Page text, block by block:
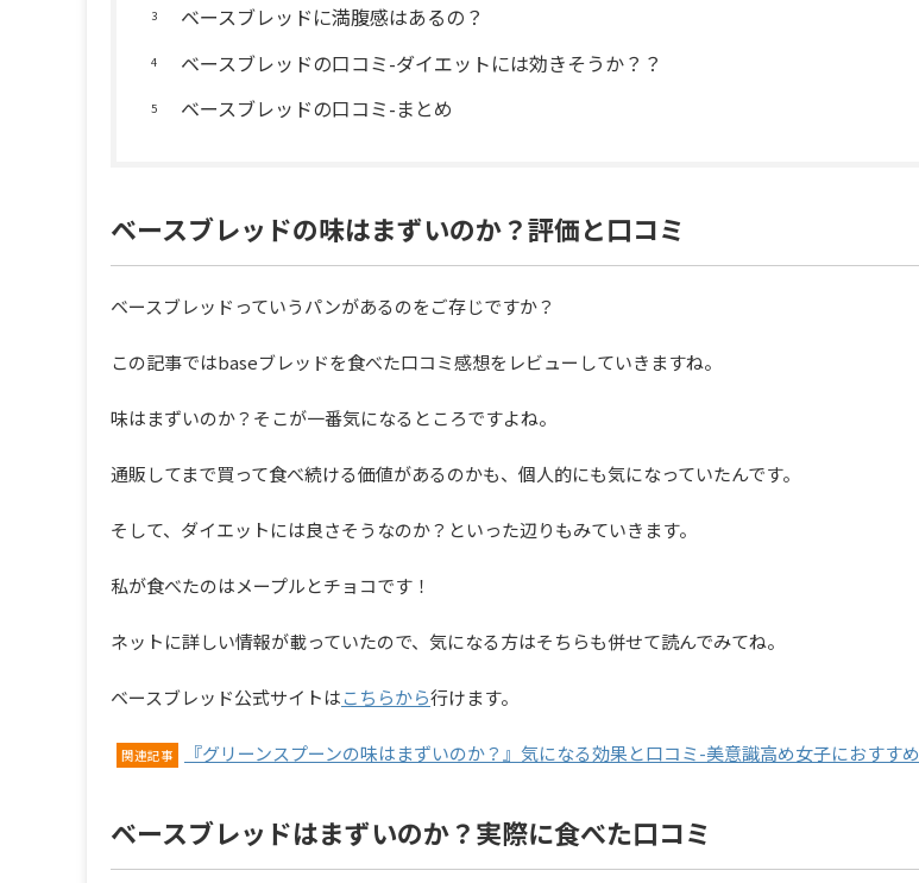
ベースブレッドに満腹感はあるの？
ベースブレッドの口コミ-ダイエットには効きそうか？？
ベースブレッドの口コミ-まとめ
ベースブレッドの味はまずいのか？評価と口コミ
ベースブレッドっていうパンがあるのをご存じですか？
この記事ではbaseブレッドを食べた口コミ感想をレビューしていきますね。
味はまずいのか？そこが一番気になるところですよね。
通販してまで買って食べ続ける価値があるのかも、個人的にも気になっていたんです。
そして、ダイエットには良さそうなのか？といった辺りもみていきます。
私が食べたのはメープルとチョコです！
ネットに詳しい情報が載っていたので、気になる方はそちらも併せて読んでみてね。
ベースブレッド公式サイトはこちらから行けます。
関連記事 『グリーンスプーンの味はまずいのか？』気になる効果と口コミ-美意識高め女子におすすめ
ベースブレッドはまずいのか？実際に食べた口コミ